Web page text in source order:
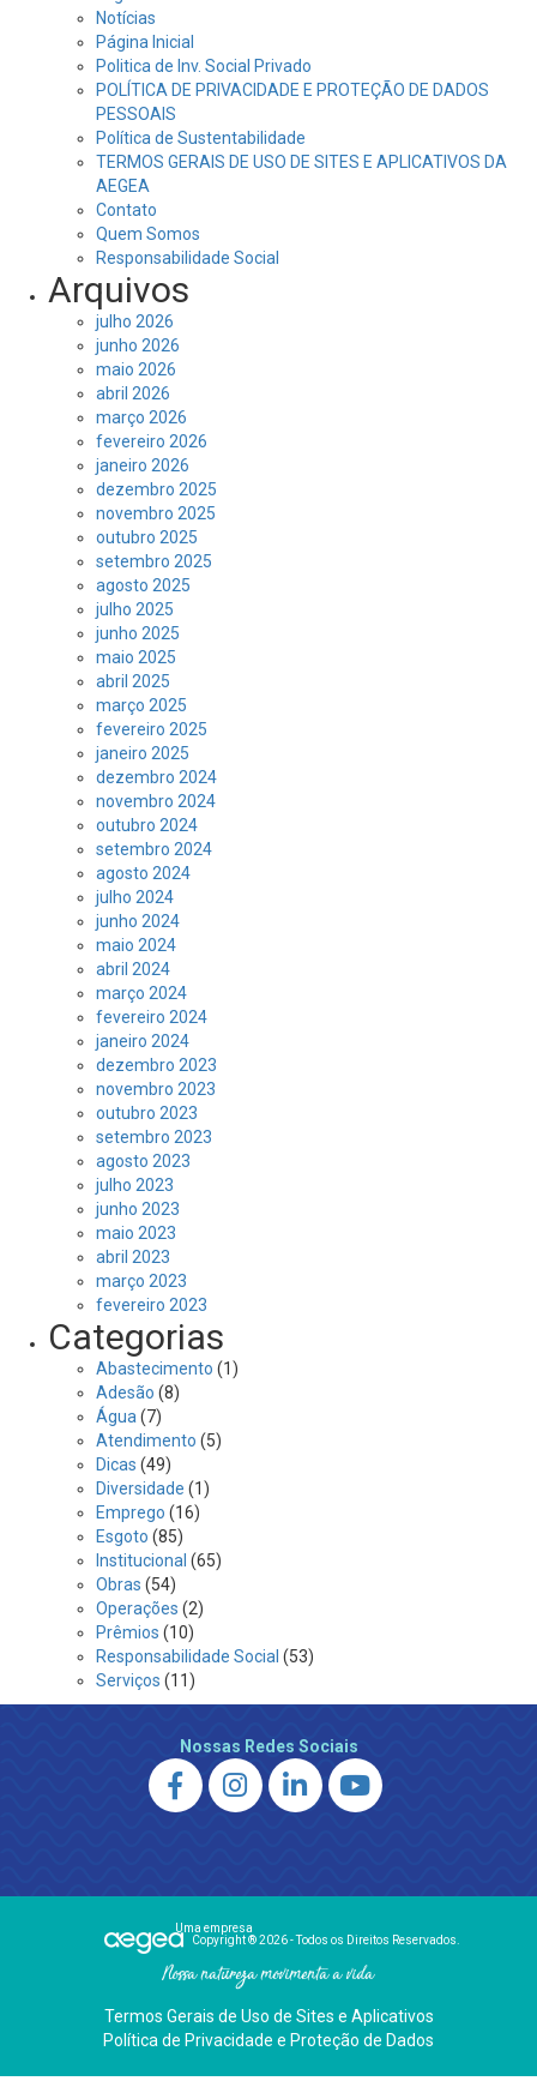
Notícias
Página Inicial
Politica de Inv. Social Privado
POLÍTICA DE PRIVACIDADE E PROTEÇÃO DE DADOS
PESSOAIS
Política de Sustentabilidade
TERMOS GERAIS DE USO DE SITES E APLICATIVOS DA
AEGEA
Contato
Quem Somos
Responsabilidade Social
Arquivos
julho 2026
junho 2026
maio 2026
abril 2026
março 2026
fevereiro 2026
janeiro 2026
dezembro 2025
novembro 2025
outubro 2025
setembro 2025
agosto 2025
julho 2025
junho 2025
maio 2025
abril 2025
março 2025
fevereiro 2025
janeiro 2025
dezembro 2024
novembro 2024
outubro 2024
setembro 2024
agosto 2024
julho 2024
junho 2024
maio 2024
abril 2024
março 2024
fevereiro 2024
janeiro 2024
dezembro 2023
novembro 2023
outubro 2023
setembro 2023
agosto 2023
julho 2023
junho 2023
maio 2023
abril 2023
março 2023
fevereiro 2023
Categorias
Abastecimento (1)
Adesão (8)
Água (7)
Atendimento (5)
Dicas (49)
Diversidade (1)
Emprego (16)
Esgoto (85)
Institucional (65)
Obras (54)
Operações (2)
Prêmios (10)
Responsabilidade Social (53)
Serviços (11)
Nossas Redes Sociais
Uma empresa
Copyright ® 2026 - Todos os Direitos Reservados.
Nossa natureza movimenta a vida
Termos Gerais de Uso de Sites e Aplicativos
Política de Privacidade e Proteção de Dados